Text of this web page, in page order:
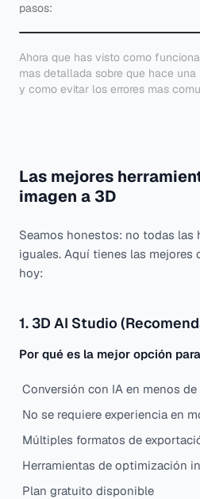
pasos:
Ahora que has visto como
mas detallada sobre que hace
y como evitar los errores mas
Las mejores
imagen a 3D
Seamos honestos: no todas las
iguales. Aquí tienes las mejores
hoy:
1. 3D AI Studio
Por qué es la mejor opción
Conversión con IA en menos
No se requiere experiencia en
Múltiples formatos de
Herramientas de optimización
Plan gratuito disponible